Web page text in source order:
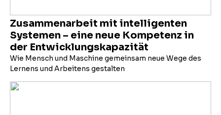
Zusammenarbeit mit intelligenten
Systemen – eine neue Kompetenz in
der Entwicklungskapazität
Wie Mensch und Maschine gemeinsam neue Wege des
Lernens und Arbeitens gestalten